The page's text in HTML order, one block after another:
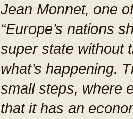
Jean Monnet, one
“Europe’s nations
super state without
what’s happening.
small steps, where
that it has an